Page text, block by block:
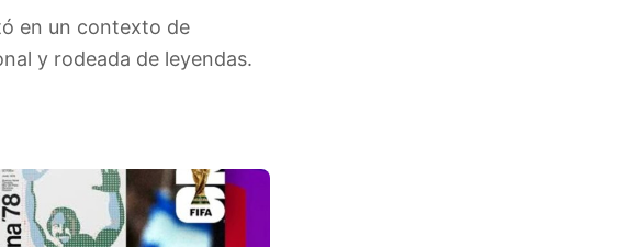
en un contexto de
y rodeada de leyendas.